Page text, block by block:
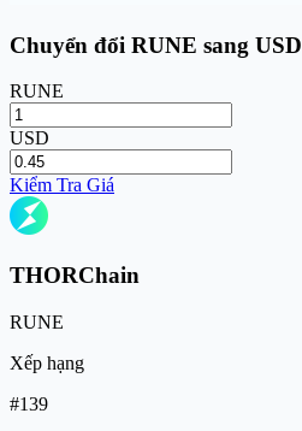
Chuyển đổi RUNE sang USD
RUNE
USD
Kiểm Tra Giá
THORChain
RUNE
Xếp hạng
#139